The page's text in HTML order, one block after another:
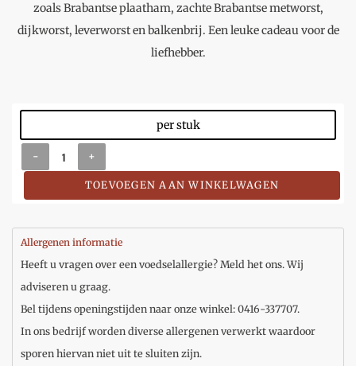
zoals Brabantse plaatham, zachte Brabantse metworst,
dijkworst, leverworst en balkenbrij. Een leuke cadeau voor de
liefhebber.
per stuk
- +
TOEVOEGEN AAN WINKELWAGEN
Allergenen informatie
Heeft u vragen over een voedselallergie? Meld het ons. Wij
adviseren u graag.
Bel tijdens openingstijden naar onze winkel: 0416-337707.
In ons bedrijf worden diverse allergenen verwerkt waardoor
sporen hiervan niet uit te sluiten zijn.